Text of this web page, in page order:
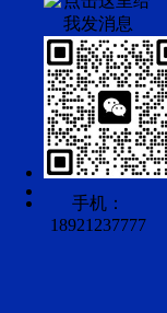
手机：
18921237777